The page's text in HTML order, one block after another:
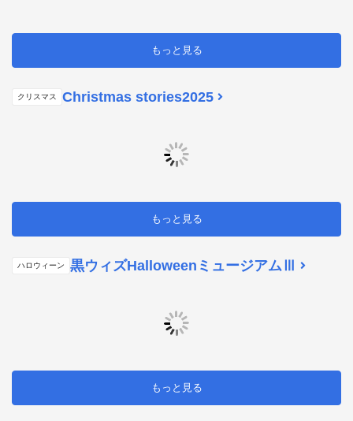
もっと見る
クリスマス Christmas stories2025
もっと見る
ハロウィーン 黒ウィズHalloweenミュージアムⅢ
もっと見る